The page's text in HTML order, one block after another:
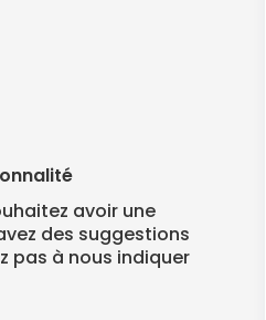
avoir une
des suggestions
pas à nous indiquer